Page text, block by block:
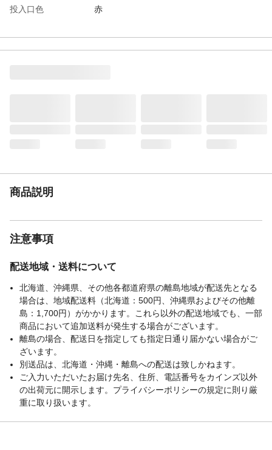
投入口色
赤
生産国
日本
商品説明
注意事項
配送地域・送料について
北海道、沖縄県、その他各都道府県の離島地域が配送先となる
場合は、地域配送料（北海道：500円、沖縄県およびその他離
島：1,700円）がかかります。これら以外の配送地域でも、一部
商品において追加送料が発生する場合がございます。
離島の場合、配送日を指定しても指定日通り届かない場合がご
ざいます。
別送品は、北海道・沖縄・離島への配送は致しかねます。
ご入力いただいたお届け先名、住所、電話番号をカインズ以外
の出荷元に開示します。プライバシーポリシーの規定に則り厳
重に取り扱います。